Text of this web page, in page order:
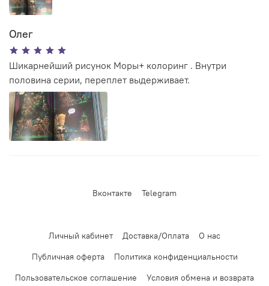
Олег
Шикарнейший рисунок Моры+ колоринг . Внутри
половина серии, переплет выдерживает.
Вконтакте Telegram
Личный кабинет Доставка/Оплата
О нас
Публичная оферта
Политика конфиденциальности
Пользовательское соглашение
Условия обмена и возврата